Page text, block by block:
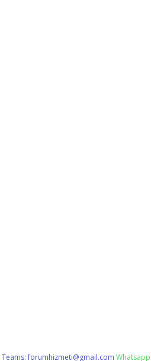
Teams:forumhizmeti@gmail.com